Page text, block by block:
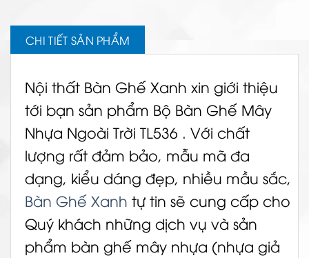
CHI TIẾT SẢN PHẨM
Nội thất Bàn Ghế Xanh xin giới thiệu
tới bạn sản phẩm Bộ Bàn Ghế Mây
Nhựa Ngoài Trời TL536 . Với chất
lượng rất đảm bảo, mẫu mã đa
dạng, kiểu dáng đẹp, nhiều mầu sắc,
Bàn Ghế Xanh tự tin sẽ cung cấp cho
Quý khách những dịch vụ và sản
phẩm bàn ghế mây nhựa (nhựa giả